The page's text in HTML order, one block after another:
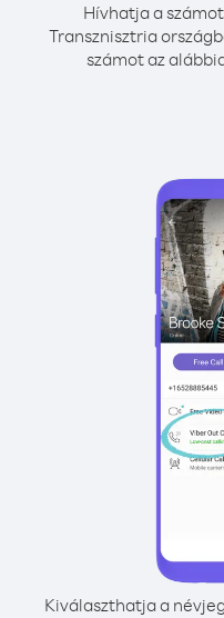
Hívhatja a
Transznisztria
számot az
Kiválaszthatja a